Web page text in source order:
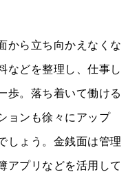
から立ち向かえなくな
などを整理し、仕事し
歩。落ち着いて働ける
ョンも徐々にアップ
しょう。金銭面は管理
アプリなどを活用して